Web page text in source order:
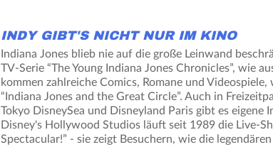
INDY GIBT'S NICHT NUR IM KINO
Indiana Jones blieb nie auf die große Leinwand
TV-Serie “The Young Indiana Jones Chronicles”, wie
kommen zahlreiche Comics, Romane und Videospiele,
“Indiana Jones and the Great Circle”. Auch in
Tokyo DisneySea und Disneyland Paris gibt es eigene
Disney's Hollywood Studios läuft seit 1989 die Live-
Spectacular!” - sie zeigt Besuchern, wie die